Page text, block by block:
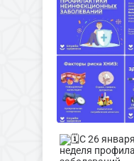
С 26
неделя